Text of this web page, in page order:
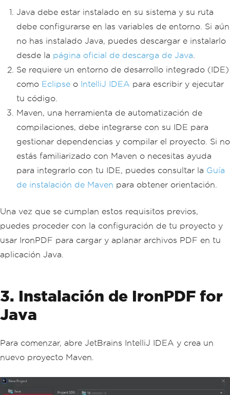
Java debe estar instalado en su sistema y su ruta
debe configurarse en las variables de entorno. Si aún
no has instalado Java, puedes descargar e instalarlo
desde la página oficial de descarga de Java
Se requiere un entorno de desarrollo integrado (IDE)
como Eclipse o IntelliJ IDEA para escribir y ejecutar
tu código.
Maven, una herramienta de automatización de
compilaciones, debe integrarse con su IDE para
gestionar dependencias y compilar el proyecto. Si no
estás familiarizado con Maven o necesitas ayuda
para integrarlo con tu IDE, puedes consultar la Guía
de instalación de Maven para obtener orientación.
Una vez que se cumplan estos requisitos previos,
puedes proceder con la configuración de tu proyecto y
usar IronPDF para cargar y aplanar archivos PDF en tu
aplicación Java.
3. Instalación de IronPDF for
Java
Para comenzar, abre JetBrains IntelliJ IDEA y crea un
nuevo proyecto Maven.